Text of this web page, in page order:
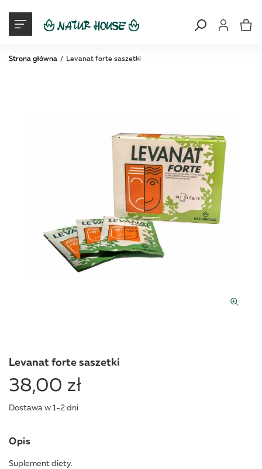
Moje konto
Strona główna Levanat forte saszetki
Levanat forte saszetki
38,00 zł
Dostawa w 1-2 dni
Opis
Suplement diety.